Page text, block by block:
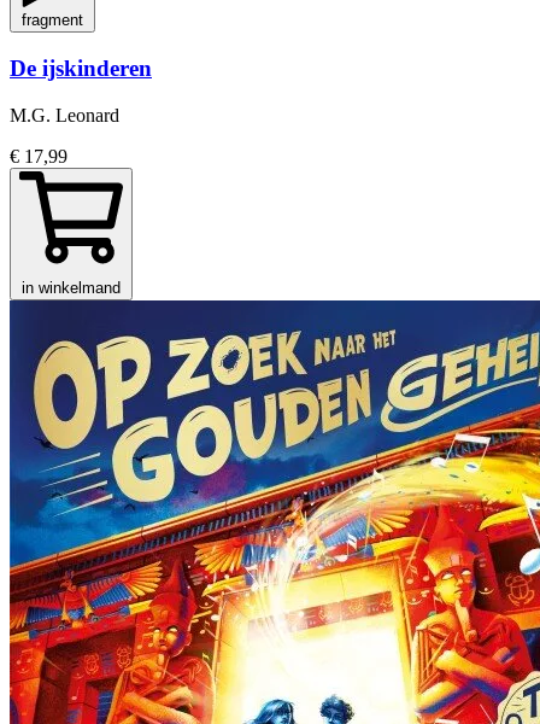
fragment
De ijskinderen
M.G. Leonard
€ 17,99
in winkelmand